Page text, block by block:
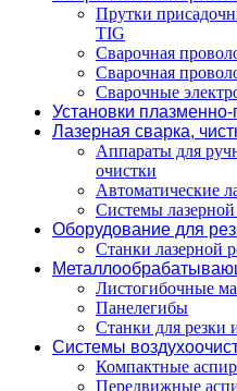
Прутки
TIG
Сварочная
Сварочная
Сварочные
Установки
Лазерная сварка,
Аппараты для
очистки
Автоматические
Системы
Оборудование для
Станки лазерной
Листогибочные
Панелегибы
Станки для резки
Системы
Компактные
Передвижные